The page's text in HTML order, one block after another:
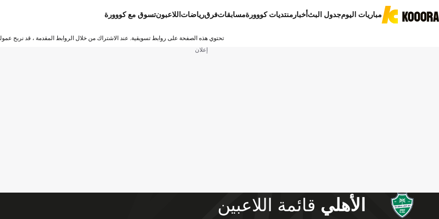
مباريات اليومجدول البثأخبار منتديات كووورةمسابقاتفرقرياضات اللاعبونتسوق مع كووورة
تحتوي هذه الصفحة على روابط تسويقية. عند الاشتراك من خلال الروابط المقدمة ، قد نربح
إعلان
الأهلي قائمة اللاعبين